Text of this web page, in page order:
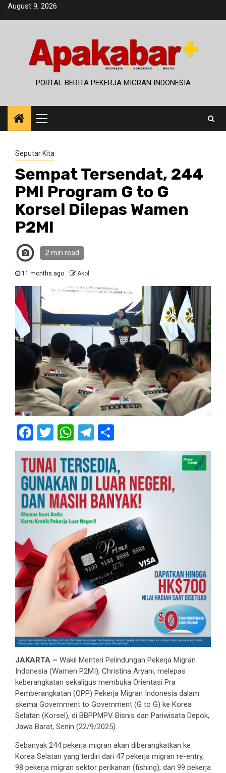
SkipAugust 9, 2026
PORTAL BERITA PEKERJA MIGRAN INDONESIA
Primary
Menu
Seputar Kita
Sempat Tersendat, 244
PMI Program G to G
Korsel Dilepas Wamen
P2MI
2 min read
11 months ago Akol
Facebook
Twitter
WhatsApp
Telegram
JAKARTA – Wakil Menteri Pelindungan Pekerja Migran
Indonesia (Wamen P2MI), Christina Aryani, melepas
keberangkatan sekaligus membuka Orientasi Pra
Pemberangkatan (OPP) Pekerja Migran Indonesia dalam
skema Government to Government (G to G) ke Korea
Selatan (Korsel), di BBPPMPV Bisnis dan Pariwisata Depok,
Jawa Barat, Senin (22/9/2025).
Sebanyak 244 pekerja migran akan diberangkatkan ke
Korea Selatan yang terdiri dari 47 pekerja migran re-entry,
98 pekerja migran sektor perikanan (fishing), dan 99 pekerja